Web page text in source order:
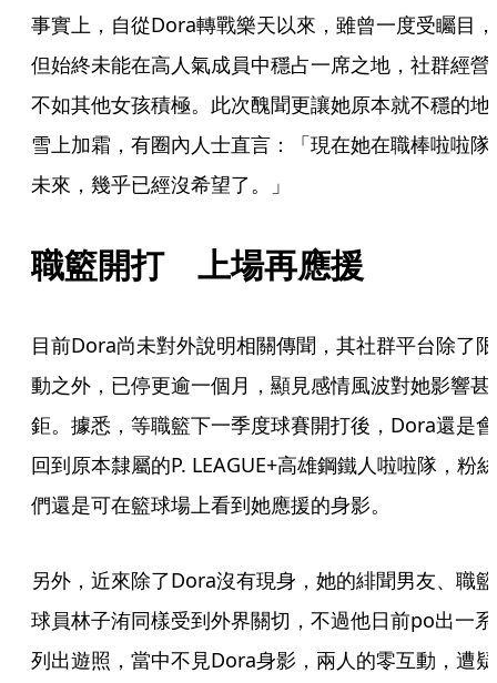
事實上，自從Dora轉戰樂天以來，雖曾一度受矚目，
但始終未能在高人氣成員中穩占一席之地，社群經營
不如其他女孩積極。此次醜聞更讓她原本就不穩的地
雪上加霜，有圈內人士直言：「現在她在職棒啦啦隊
未來，幾乎已經沒希望了。」
職籃開打　上場再應援
目前Dora尚未對外說明相關傳聞，其社群平台除了限
動之外，已停更逾一個月，顯見感情風波對她影響甚
鉅。據悉，等職籃下一季度球賽開打後，Dora還是會
回到原本隸屬的P. LEAGUE+高雄鋼鐵人啦啦隊，粉絲
們還是可在籃球場上看到她應援的身影。
另外，近來除了Dora沒有現身，她的緋聞男友、職籃
球員林子洧同樣受到外界關切，不過他日前po出一系
列出遊照，當中不見Dora身影，兩人的零互動，遭疑